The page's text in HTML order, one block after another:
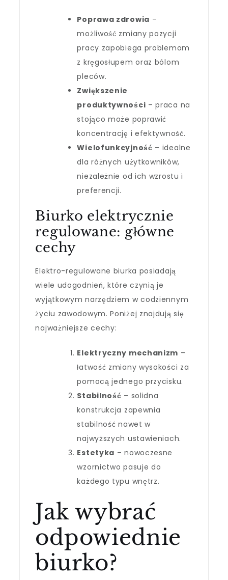
Poprawa zdrowia –
możliwość zmiany pozycji
pracy zapobiega problemom
z kręgosłupem oraz bólom
pleców.
Zwiększenie
produktywności – praca na
stojąco może poprawić
koncentrację i efektywność.
Wielofunkcyjność – idealne
dla różnych użytkowników,
niezależnie od ich wzrostu i
preferencji.
Biurko elektrycznie
regulowane: główne
cechy
Elektro-regulowane biurka posiadają
wiele udogodnień, które czynią je
wyjątkowym narzędziem w codziennym
życiu zawodowym. Poniżej znajdują się
najważniejsze cechy:
Elektryczny mechanizm –
łatwość zmiany wysokości za
pomocą jednego przycisku.
Stabilność – solidna
konstrukcja zapewnia
stabilność nawet w
najwyższych ustawieniach.
Estetyka – nowoczesne
wzornictwo pasuje do
każdego typu wnętrz.
Jak wybrać
odpowiednie
biurko?